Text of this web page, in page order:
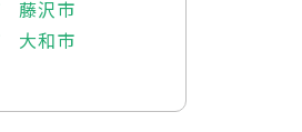
藤沢市
大和市